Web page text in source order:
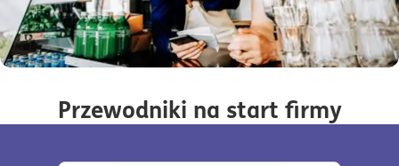
Przewodniki na start firmy